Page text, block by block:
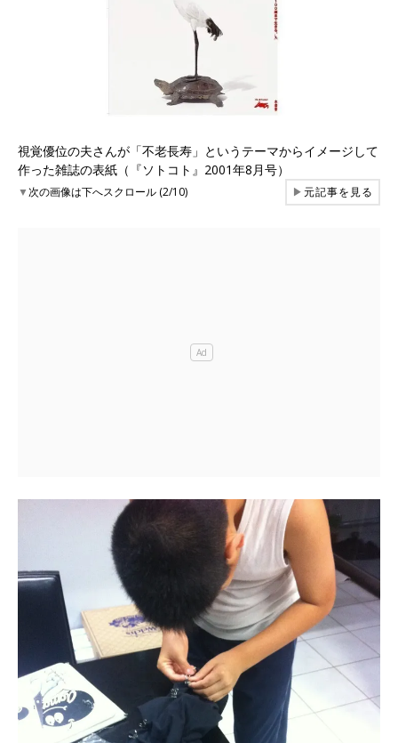
視覚優位の夫さんが「不老長寿」というテーマからイメージして
作った雑誌の表紙（『ソトコト』2001年8月号）
▼次の画像は下へスクロール (2/10) ▶元記事を見る